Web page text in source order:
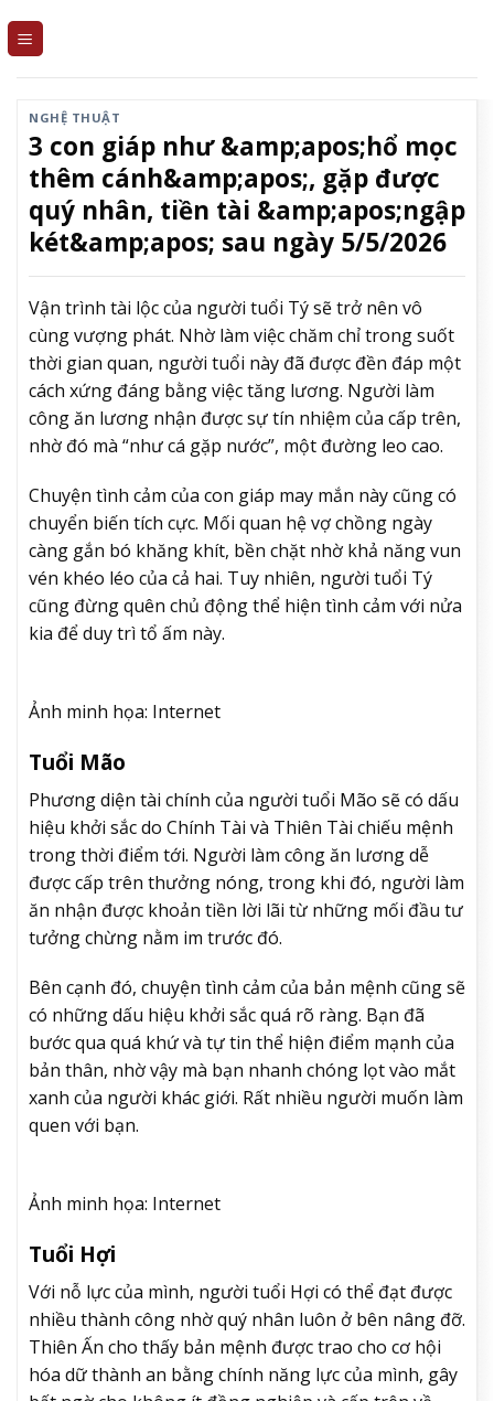
NGHỆ THUẬT
3 con giáp như &amp;apos;hổ mọc
thêm cánh&amp;apos;, gặp được
quý nhân, tiền tài &amp;apos;ngập
két&amp;apos; sau ngày 5/5/2026
Vận trình tài lộc của người tuổi Tý sẽ trở nên vô
cùng vượng phát. Nhờ làm việc chăm chỉ trong suốt
thời gian quan, người tuổi này đã được đền đáp một
cách xứng đáng bằng việc tăng lương. Người làm
công ăn lương nhận được sự tín nhiệm của cấp trên,
nhờ đó mà “như cá gặp nước”, một đường leo cao.
Chuyện tình cảm của con giáp may mắn này cũng có
chuyển biến tích cực. Mối quan hệ vợ chồng ngày
càng gắn bó khăng khít, bền chặt nhờ khả năng vun
vén khéo léo của cả hai. Tuy nhiên, người tuổi Tý
cũng đừng quên chủ động thể hiện tình cảm với nửa
kia để duy trì tổ ấm này.
Ảnh minh họa: Internet
Tuổi Mão
Phương diện tài chính của người tuổi Mão sẽ có dấu
hiệu khởi sắc do Chính Tài và Thiên Tài chiếu mệnh
trong thời điểm tới. Người làm công ăn lương dễ
được cấp trên thưởng nóng, trong khi đó, người làm
ăn nhận được khoản tiền lời lãi từ những mối đầu tư
tưởng chừng nằm im trước đó.
Bên cạnh đó, chuyện tình cảm của bản mệnh cũng sẽ
có những dấu hiệu khởi sắc quá rõ ràng. Bạn đã
bước qua quá khứ và tự tin thể hiện điểm mạnh của
bản thân, nhờ vậy mà bạn nhanh chóng lọt vào mắt
xanh của người khác giới. Rất nhiều người muốn làm
quen với bạn.
Ảnh minh họa: Internet
Tuổi Hợi
Với nỗ lực của mình, người tuổi Hợi có thể đạt được
nhiều thành công nhờ quý nhân luôn ở bên nâng đỡ.
Thiên Ấn cho thấy bản mệnh được trao cho cơ hội
hóa dữ thành an bằng chính năng lực của mình, gây